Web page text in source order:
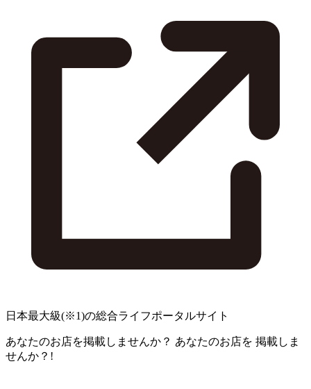
日本最大級(※1)の総合ライフポータルサイト
あなたのお店を掲載しませんか？ あなたのお店を 掲載しま
せんか？!